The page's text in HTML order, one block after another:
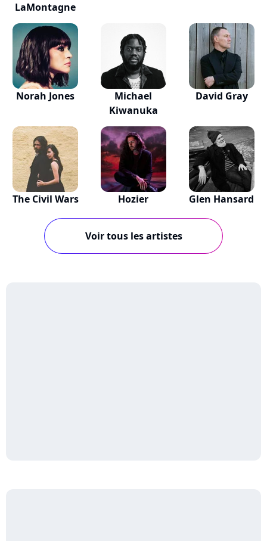
LaMontagne
Norah Jones
Michael
Kiwanuka
David Gray
The Civil Wars Hozier Glen Hansard
Voir tous les artistes